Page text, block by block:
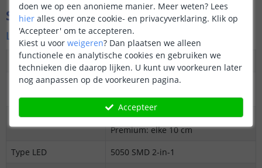
Specificaties
Ledstrip
Dimbaar
Ja
3M plakstrip over
gehele lengte
Ja
Op maat te knippen
Basic: elke 20 cm
Premium: elke 10 cm
Type LED
5050 SMD 2-in-1
doen we op een anonieme manier. Meer weten? Lees
hier alles over onze cookie- en privacyverklaring. Klik op
'Accepteer' om te accepteren.
Kiest u voor weigeren? Dan plaatsen we alleen
functionele en analytische cookies en gebruiken we
technieken die daarop lijken. U kunt uw voorkeuren later
nog aanpassen op de voorkeuren pagina.
Accepteer